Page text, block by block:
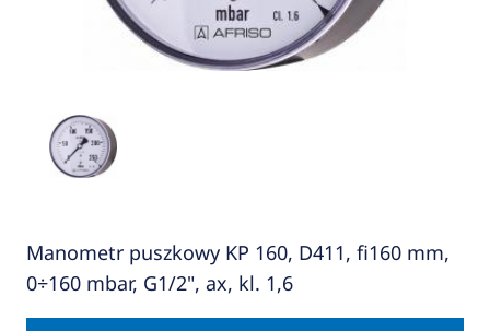
Manometr puszkowy KP 160, D411, fi160 mm,
0÷160 mbar, G1/2", ax, kl. 1,6